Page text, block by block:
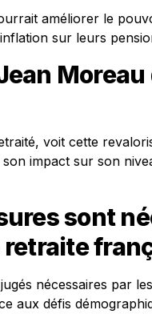
améliorer le
sur leurs
voit cette
impact sur son
sont
nécessaires par
aux défis